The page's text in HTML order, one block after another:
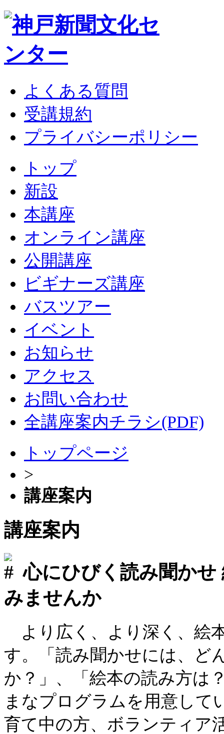
よくある質問
受講規約
プライバシーポリシー
トップ
新設
本講座
オンライン講座
公開講座
ビギナーズ講座
バスツアー
イベント
お知らせ
アクセス
お問い合わせ
全講座案内チラシ(PDF)
トップページ
>
講座案内
講座案内
心にひびく読み聞かせ
みませんか
より広く、より深く、絵
す。「読み聞かせには、ど
か？」、「絵本の読み方は
まなプログラムを用意して
育て中の方、ボランティア